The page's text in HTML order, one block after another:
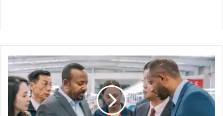
آبي
أحمد
يفتتح
مصنعاً